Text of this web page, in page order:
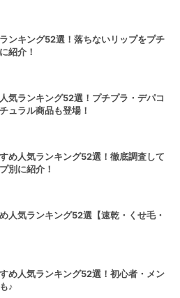
ンキング52選！落ちないリップをプチ
紹介！
気ランキング52選！プチプラ・デパコ
ュラル商品も登場！
め人気ランキング52選！徹底調査して
別に紹介！
人気ランキング52選【速乾・くせ毛・
め人気ランキング52選！初心者・メン
♪